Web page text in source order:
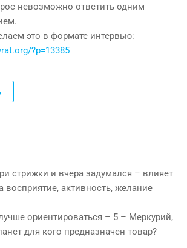
невозможно ответить одним
это в формате интервью:
?p=13385
стрижки и вчера задумался – влияет
активность, желание
ориентироваться – 5 – Меркурий,
для кого предназначен товар?